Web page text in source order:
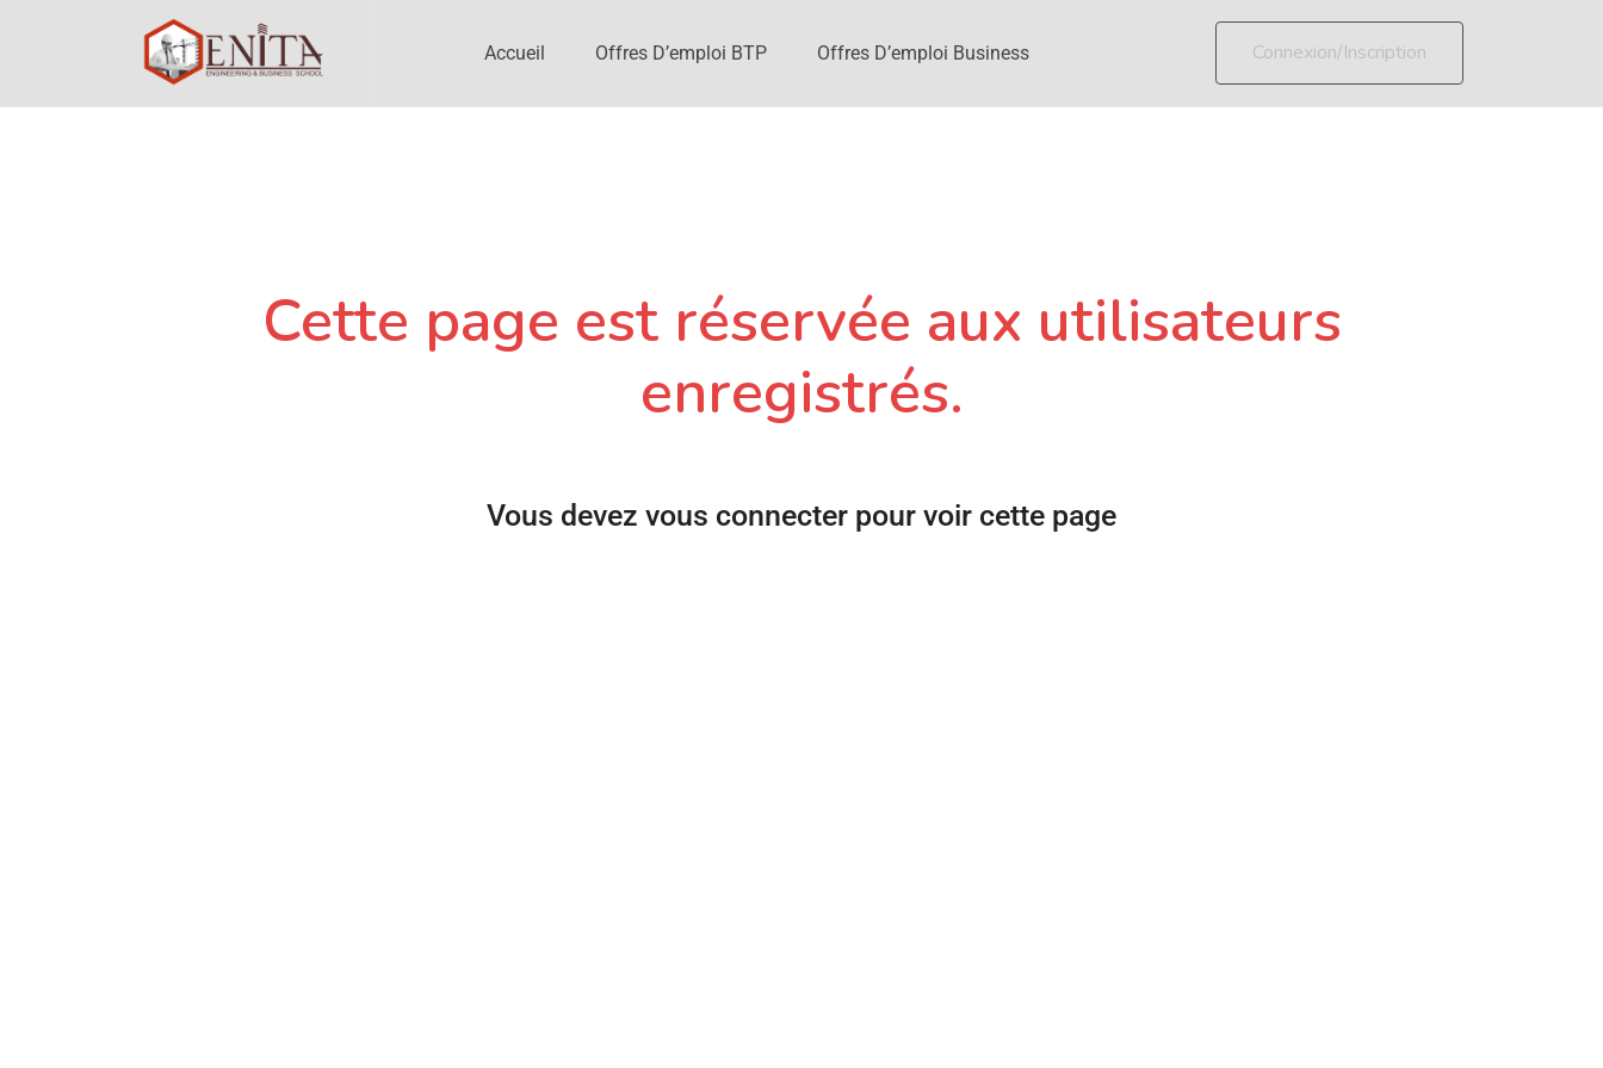
Accueil Offres D’emploi BTP Offres D’emploi Business Connexion/Inscription
Cette page est réservée aux utilisateurs
enregistrés.
Vous devez vous connecter pour voir cette page